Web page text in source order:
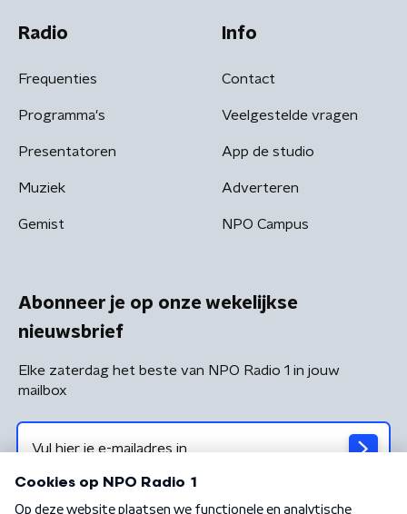
Radio
Frequenties
Programma's
Presentatoren
Muziek
Gemist
Info
Contact
Veelgestelde vragen
App de studio
Adverteren
NPO Campus
Abonneer je op onze wekelijkse
nieuwsbrief
Elke zaterdag het beste van NPO Radio 1 in jouw
mailbox